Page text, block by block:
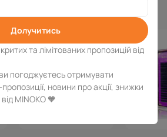
Долучитись
та лімітованих пропозицій від
погоджуєтесь отримувати
новини про акції, знижки
MINOKO 🧡